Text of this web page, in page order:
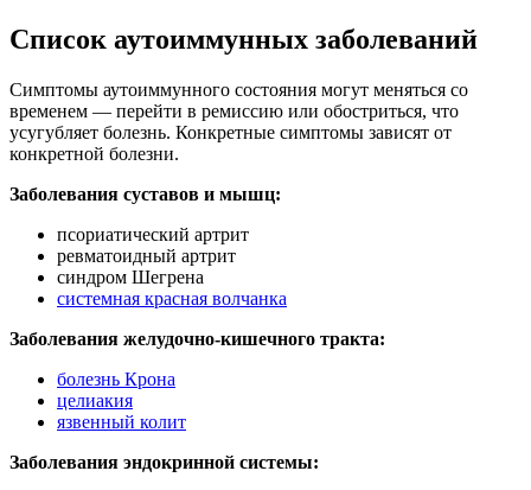
Список аутоиммунных заболеваний
Симптомы аутоиммунного состояния могут меняться со
временем — перейти в ремиссию или обостриться, что
усугубляет болезнь. Конкретные симптомы зависят от
конкретной болезни.
Заболевания суставов и мышц:
псориатический артрит
ревматоидный артрит
синдром Шегрена
системная красная волчанка
Заболевания желудочно-кишечного тракта:
болезнь Крона
целиакия
язвенный колит
Заболевания эндокринной системы: